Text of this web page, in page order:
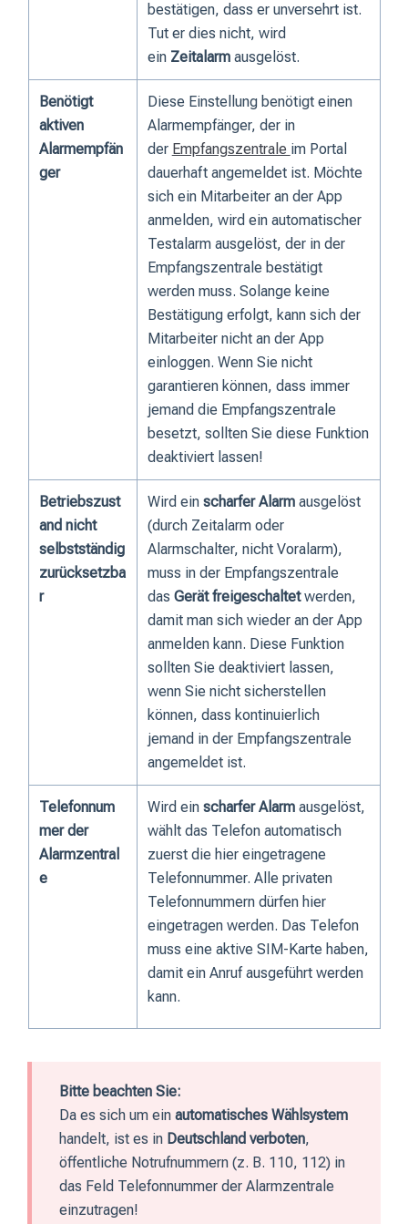
bestätigen, dass er unversehrt ist.
Tut er dies nicht, wird
ein Zeitalarmausgelöst.
Benötigt
aktiven
Alarmempfän
ger
Diese Einstellung benötigt einen
Alarmempfänger, der in
der Empfangszentrale im Portal
dauerhaft angemeldet ist. Möchte
sich ein Mitarbeiter an der App
anmelden, wird ein automatischer
Testalarm ausgelöst, der in der
Empfangszentrale bestätigt
werden muss. Solange keine
Bestätigung erfolgt, kann sich der
Mitarbeiter nicht an der App
einloggen. Wenn Sie nicht
garantieren können, dass immer
jemand die Empfangszentrale
besetzt, sollten Sie diese Funktion
deaktiviert lassen!
Betriebszust
and nicht
selbstständig
zurücksetzba
r
Wird ein scharfer Alarmausgelöst
(durch Zeitalarm oder
Alarmschalter, nicht Voralarm),
muss in der Empfangszentrale
das Gerät freigeschaltetwerden,
damit man sich wieder an der App
anmelden kann. Diese Funktion
sollten Sie deaktiviert lassen,
wenn Sie nicht sicherstellen
können, dass kontinuierlich
jemand in der Empfangszentrale
angemeldet ist.
Telefonnum
mer der
Alarmzentral
e
Wird einscharfer Alarm ausgelöst,
wählt das Telefon automatisch
zuerst die hier eingetragene
Telefonnummer. Alle privaten
Telefonnummern dürfen hier
eingetragen werden. Das Telefon
muss eine aktive SIM-Karte haben,
damit ein Anruf ausgeführt werden
kann.
Bitte beachten Sie:
Da es sich um ein automatisches Wählsystem
handelt, ist es in Deutschland verboten,
öffentliche Notrufnummern (z. B. 110, 112) in
das Feld Telefonnummer der Alarmzentrale
einzutragen!